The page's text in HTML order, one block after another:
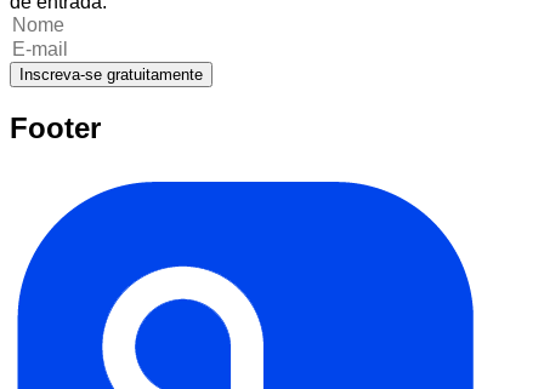
Inscreva-se gratuitamente
Footer